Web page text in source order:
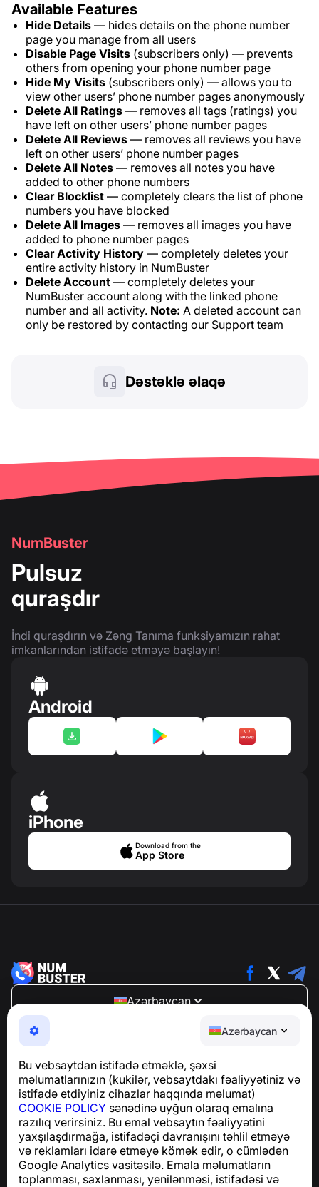
Azərbaycan
Bu vebsaytdan istifadə etməklə, şəxsi
məlumatlarınızın (kukilər, vebsaytdakı fəaliyyətiniz və
istifadə etdiyiniz cihazlar haqqında məlumat)
COOKIE POLICY sənədinə uyğun olaraq emalına
razılıq verirsiniz. Bu emal vebsaytın fəaliyyətini
yaxşılaşdırmağa, istifadəçi davranışını təhlil etməyə
və reklamları idarə etməyə kömək edir, o cümlədən
Google Analytics vasitəsilə. Emala məlumatların
toplanması, saxlanması, yenilənməsi, istifadəsi və
Available Features
Hide Details — hides details on the phone number
page you manage from all users
Disable Page Visits (subscribers only) — prevents
others from opening your phone number page
Hide My Visits (subscribers only) — allows you to
view other users’ phone number pages anonymously
Delete All Ratings — removes all tags (ratings) you
have left on other users’ phone number pages
Delete All Reviews — removes all reviews you have
left on other users’ phone number pages
Delete All Notes — removes all notes you have
added to other phone numbers
Clear Blocklist — completely clears the list of phone
numbers you have blocked
Delete All Images — removes all images you have
added to phone number pages
Clear Activity History — completely deletes your
entire activity history in NumBuster
Delete Account — completely deletes your
NumBuster account along with the linked phone
number and all activity. Note: A deleted account can
only be restored by contacting our Support team
Dəstəklə əlaqə
NumBuster
Pulsuz
quraşdır
İndi quraşdırın və Zəng Tanıma funksiyamızın rahat
imkanlarından istifadə etməyə başlayın!
Android
iPhone
Download from the
App Store
Azərbaycan
NumBuster © 2013—2026 ·
support@numbuster.com
Telefon fırıldaqlarından, spam və arzuolunmaz
GDPR uyğunluğu ilə bağlı suallar üçün:
support@numbuster.com
Yardım Mərkəzi
Xəbərlər və Məqalələr
Layihə haqqında
Əlaqə